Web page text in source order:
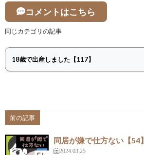
コメントはこちら
同じカテゴリの記事
前の記事
同居が嫌で仕方ない【54】
2024.03.25